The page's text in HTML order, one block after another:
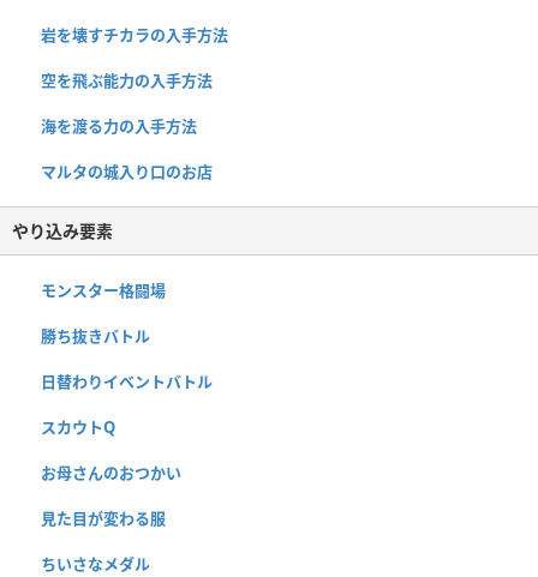
岩を壊すチカラの入手方法
空を飛ぶ能力の入手方法
海を渡る力の入手方法
マルタの城入り口のお店
やり込み要素
モンスター格闘場
勝ち抜きバトル
日替わりイベントバトル
スカウトQ
お母さんのおつかい
見た目が変わる服
ちいさなメダル